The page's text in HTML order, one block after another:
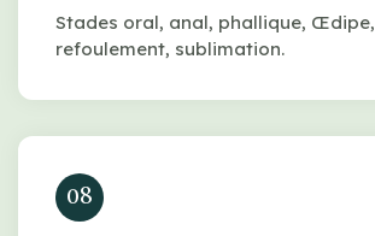
Stades oral, anal, phallique, Œdipe,
refoulement, sublimation.
08